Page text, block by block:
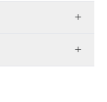
+
+